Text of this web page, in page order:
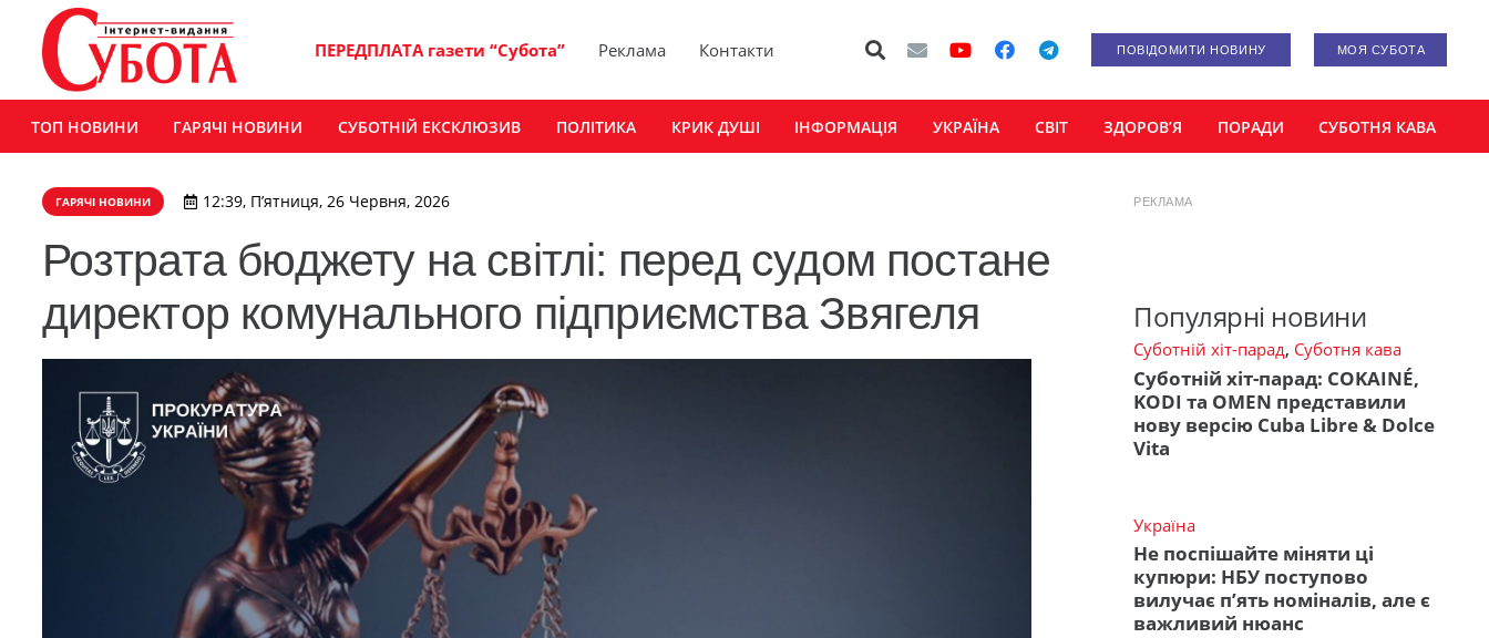
ПЕРЕДПЛАТА газети “Субота” Реклама Контакти ПОВІДОМИТИ НОВИНУ МОЯ СУБОТА
ТОП НОВИНИ ГАРЯЧІ НОВИНИ СУБОТНІЙ ЕКСКЛЮЗИВ ПОЛІТИКА КРИК ДУШІ ІНФОРМАЦІЯ УКРАЇНА СВІТ ЗДОРОВ’Я ПОРАДИ СУБОТНЯ КАВА
ГАРЯЧІ НОВИНИ 12:39, П’ятниця, 26 Червня, 2026
Розтрата бюджету на світлі: перед судом постане
директор комунального підприємства Звягеля
РЕКЛАМА
Популярні новини
Суботній хіт-парад, Суботня кава
Суботній хіт-парад: COKAINÉ,
KODI та OMEN представили
нову версію Cuba Libre & Dolce
Vita
Україна
Не поспішайте міняти ці
купюри: НБУ поступово
вилучає п’ять номіналів, але є
важливий нюанс